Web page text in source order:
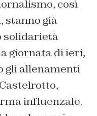
così
stanno già
solidarietà
giornata di ieri,
gli allenamenti
influenzale.